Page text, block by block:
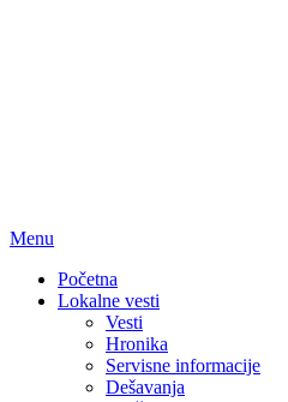
Menu
Početna
Lokalne vesti
Vesti
Hronika
Servisne informacije
Dešavanja